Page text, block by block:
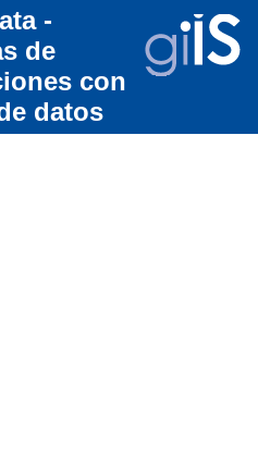
-
de
con
datos